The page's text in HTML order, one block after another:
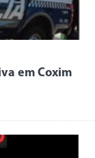
em Coxim